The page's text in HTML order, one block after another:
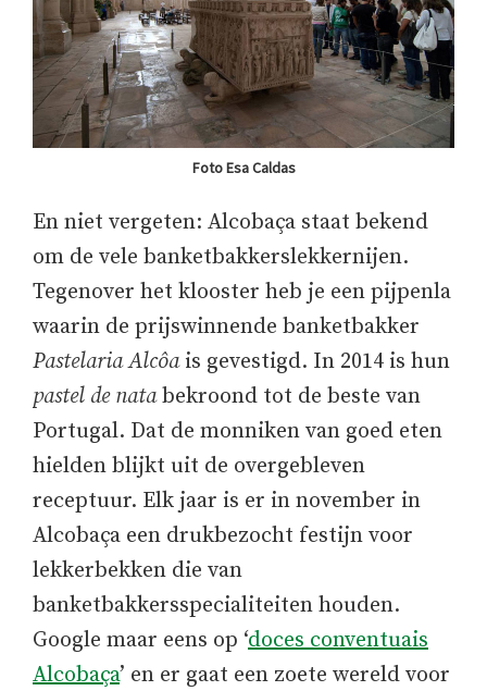
Foto Esa Caldas
En niet vergeten: Alcobaça staat bekend
om de vele banketbakkerslekkernijen.
Tegenover het klooster heb je een pijpenla
waarin de prijswinnende banketbakker
Pastelaria Alcôais gevestigd. In 2014 is hun
pastel de natabekroond tot de beste van
Portugal. Dat de monniken van goed eten
hielden blijkt uit de overgebleven
receptuur. Elk jaar is er in november in
Alcobaça een drukbezocht festijn voor
lekkerbekken die van
banketbakkersspecialiteiten houden.
Google maar eens op ‘doces conventuais
Alcobaça’ en er gaat een zoete wereld voor